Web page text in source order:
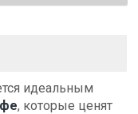
идеальным
, которые ценят